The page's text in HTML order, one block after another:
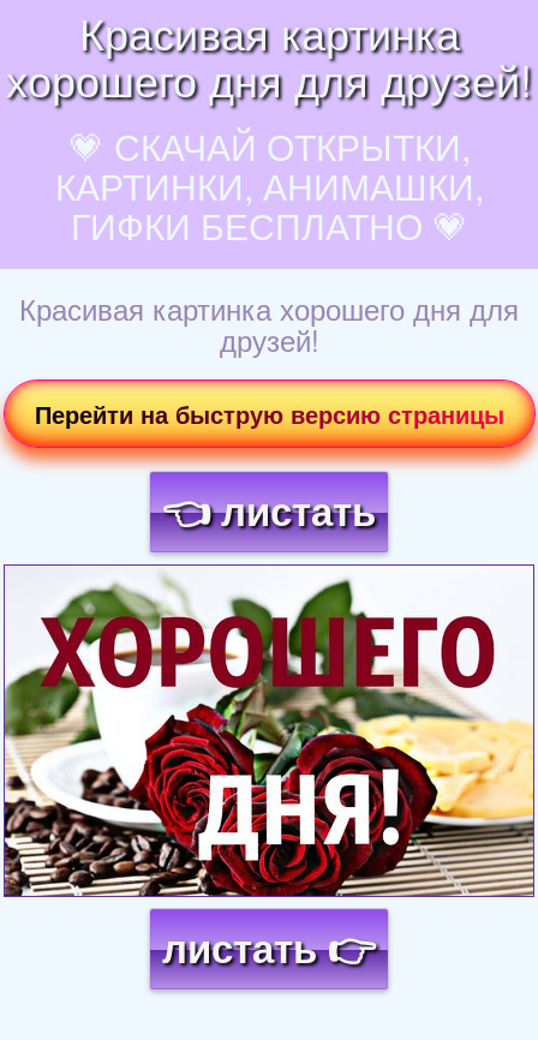
Красивая картинка
хорошего дня для друзей!
💗 СКАЧАЙ ОТКРЫТКИ,
КАРТИНКИ, АНИМАШКИ,
ГИФКИ БЕСПЛАТНО 💗
Красивая картинка хорошего дня для
друзей!
Перейти на быструю версию страницы
👈 листать
Загрузка картинки...
листать 👉